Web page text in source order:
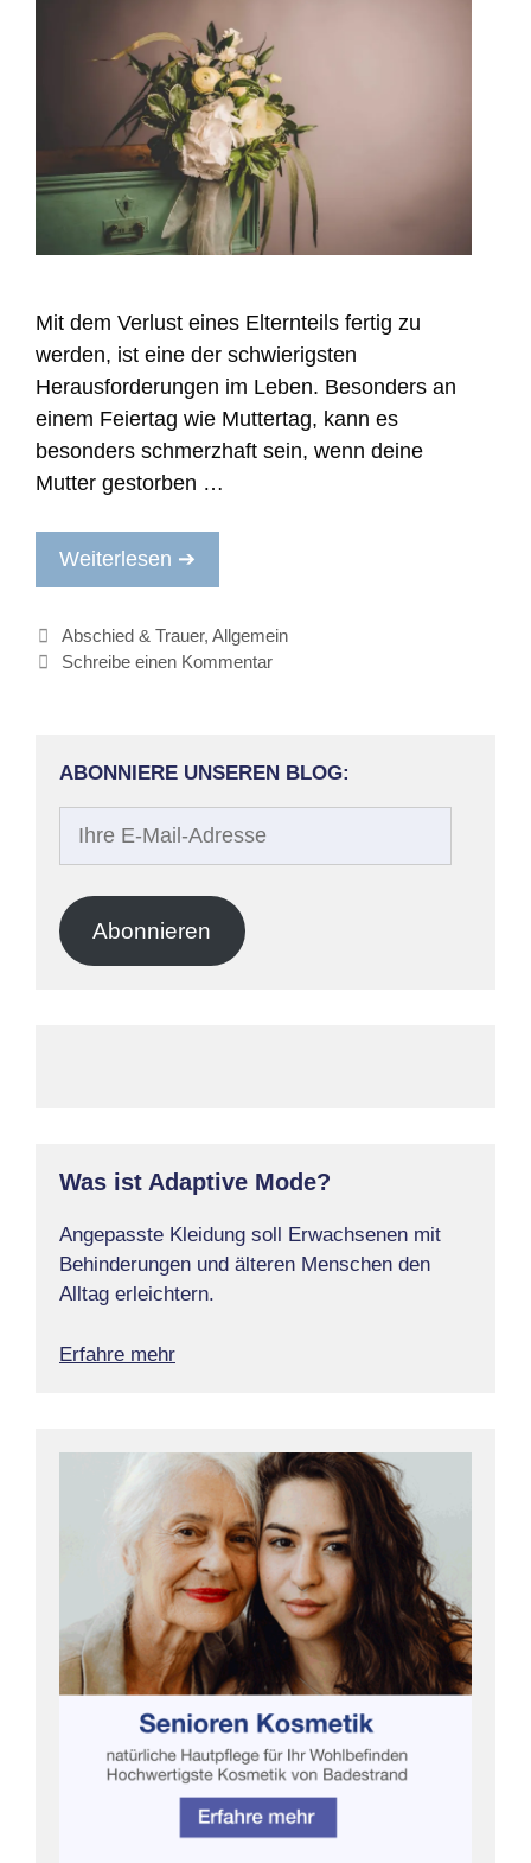
Mit dem Verlust eines Elternteils fertig zu
werden, ist eine der schwierigsten
Herausforderungen im Leben. Besonders an
einem Feiertag wie Muttertag, kann es
besonders schmerzhaft sein, wenn deine
Mutter gestorben …
Weiterlesen ➔
Kategorien
Abschied & Trauer,Allgemein
Schreibe einen Kommentar
ABONNIERE UNSEREN BLOG:
Adresse
Abonnieren
Was ist Adaptive Mode?
Angepasste Kleidung soll Erwachsenen mit
Behinderungen und älteren Menschen den
Alltag erleichtern.
Erfahre mehr